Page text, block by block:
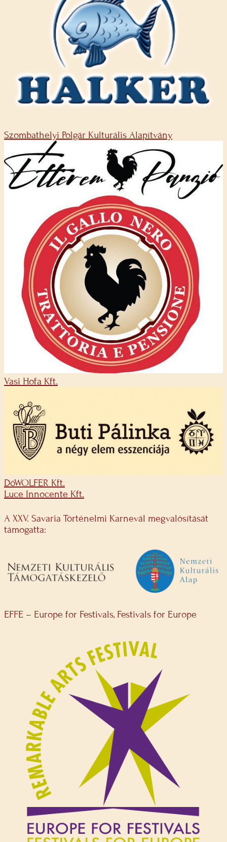
Szombathelyi Polgár Kulturális Alapítvány
Vasi Hofa Kft.
DöWOLFER Kft.
Luce Innocente Kft.
A XXV. Savaria Történelmi Karnevál megvalósítását
támogatta:
EFFE – Europe for Festivals, Festivals for Europe